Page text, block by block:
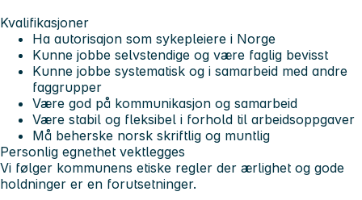
Kvalifikasjoner
Ha autorisajon som sykepleiere i Norge
Kunne jobbe selvstendige og være faglig bevisst
Kunne jobbe systematisk og i samarbeid med andre
faggrupper
Være god på kommunikasjon og samarbeid
Være stabil og fleksibel i forhold til arbeidsoppgaver
Må beherske norsk skriftlig og muntlig
Personlig egnethet vektlegges
Vi følger kommunens etiske regler der ærlighet og gode
holdninger er en forutsetninger.